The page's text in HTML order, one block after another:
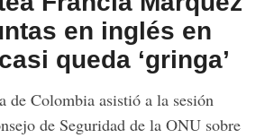
en inglés en
queda ‘gringa’
de Colombia asistió a la sesión
de Seguridad de la ONU sobre